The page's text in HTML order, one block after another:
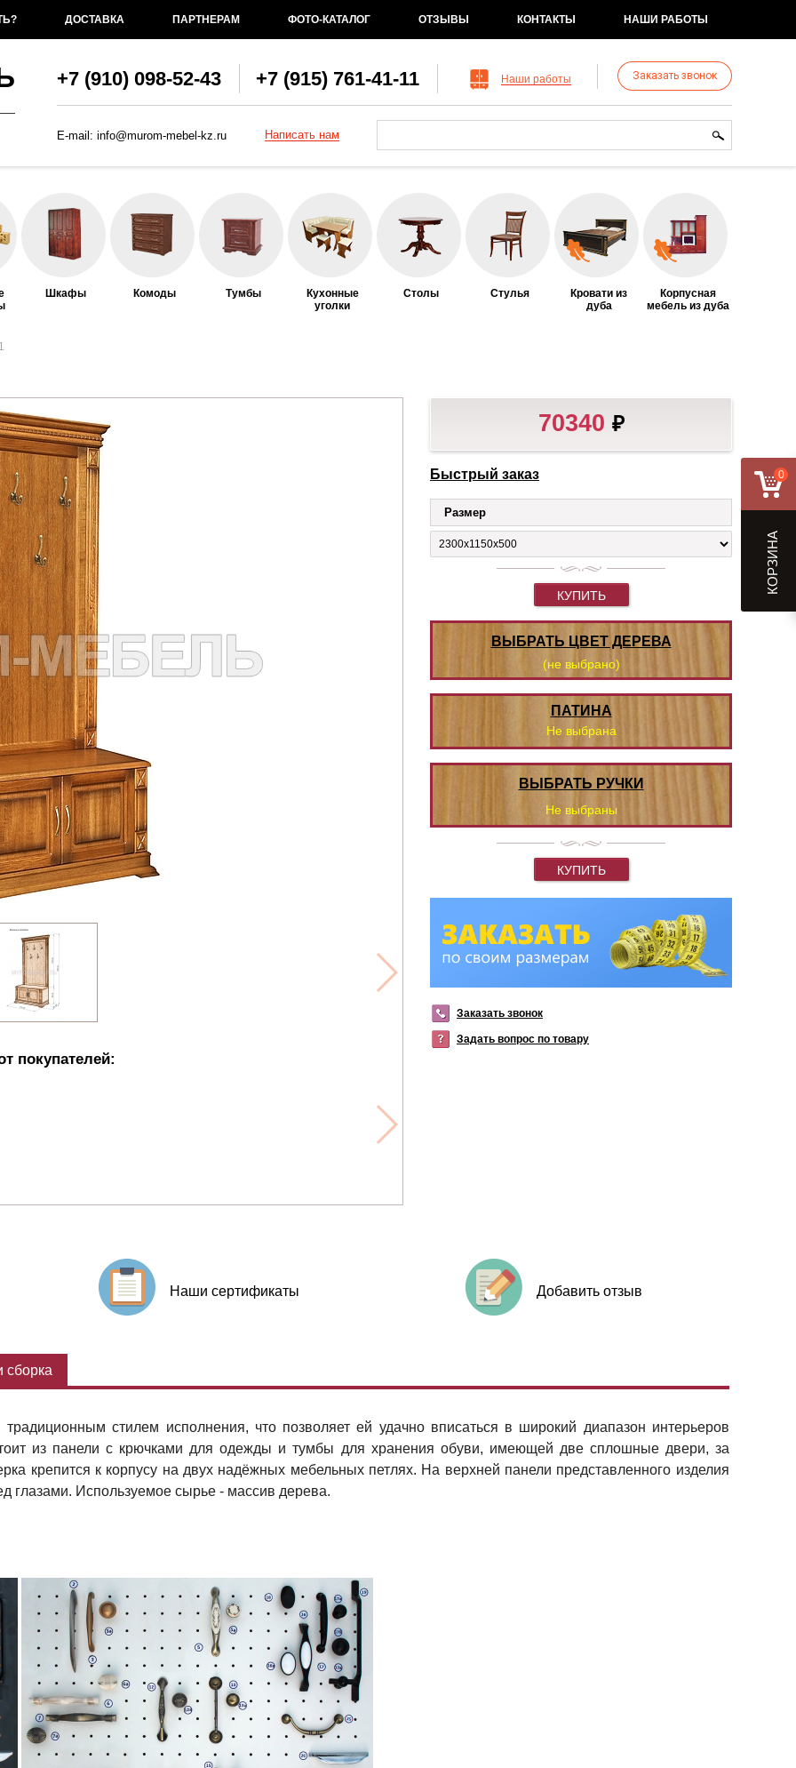
ДОСТАВКА ПАРТНЕРАМ ФОТО-КАТАЛОГ ОТЗЫВЫ КОНТАКТЫ НАШИ РАБОТЫ
+7 (910) 098-52-43 +7 (915) 761-41-11 Наши работы Заказать звонок
E-mail: info@murom-mebel-kz.ru Написать нам
Шкафы Комоды Тумбы
Кухонные
уголки
Столы Стулья
Кровати из
дуба
Корпусная
мебель из дуба
покупателей:
70340 ₽
Быстрый заказ
Размер
КУПИТЬ
ВЫБРАТЬ ЦВЕТ ДЕРЕВА
(не выбрано)
ПАТИНА
Не выбрана
ВЫБРАТЬ РУЧКИ
Не выбраны
КУПИТЬ
Заказать звонок
Задать вопрос по товару
Наши сертификаты Добавить отзыв
стилем исполнения, что позволяет ей удачно вписаться в широкий диапазон интерьеров
из панели с крючками для одежды и тумбы для хранения обуви, имеющей две сплошные двери, за
крепится к корпусу на двух надёжных мебельных петлях. На верхней панели представленного изделия
глазами. Используемое сырье - массив дерева.
0
КОРЗИНА